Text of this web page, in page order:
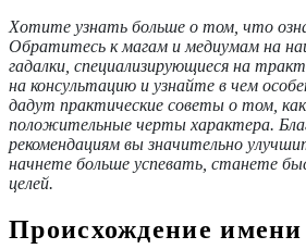
Хотите узнать больше о том, что
Обратитесь к магам и медиумам на
гадалки, специализирующиеся на
на консультацию и узнайте в чем
дадут практические советы о том,
положительные черты характера.
рекомендациям вы значительно
начнете больше успевать, станете
целей.
Происхождение